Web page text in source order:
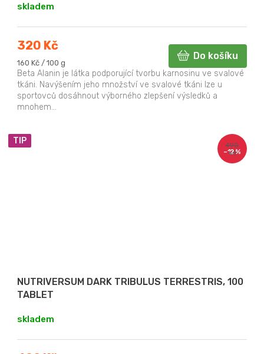
skladem
320 Kč
Měrná
cena:
160 Kč / 100 g
Do košíku
Beta Alanin je látka podporující tvorbu karnosinu ve svalové
tkáni. Navýšením jeho množství ve svalové tkáni lze u
sportovců dosáhnout výborného zlepšení výsledků a
mnohem...
TIP
490
Kč
–12 %
NUTRIVERSUM DARK TRIBULUS TERRESTRIS, 100
TABLET
skladem